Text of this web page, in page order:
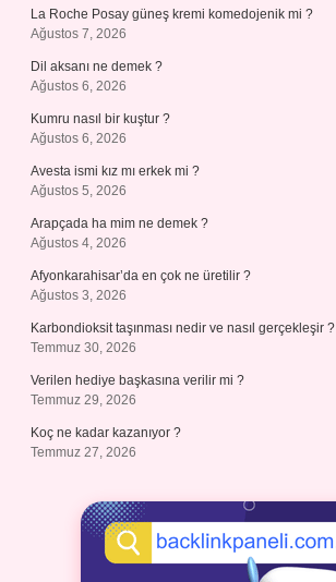
La Roche Posay güneş kremi komedojenik mi ?
Ağustos 7, 2026
Dil aksanı ne demek ?
Ağustos 6, 2026
Kumru nasıl bir kuştur ?
Ağustos 6, 2026
Avesta ismi kız mı erkek mi ?
Ağustos 5, 2026
Arapçada ha mim ne demek ?
Ağustos 4, 2026
Afyonkarahisar’da en çok ne üretilir ?
Ağustos 3, 2026
Karbondioksit taşınması nedir ve nasıl gerçekleşir ?
Temmuz 30, 2026
Verilen hediye başkasına verilir mi ?
Temmuz 29, 2026
Koç ne kadar kazanıyor ?
Temmuz 27, 2026